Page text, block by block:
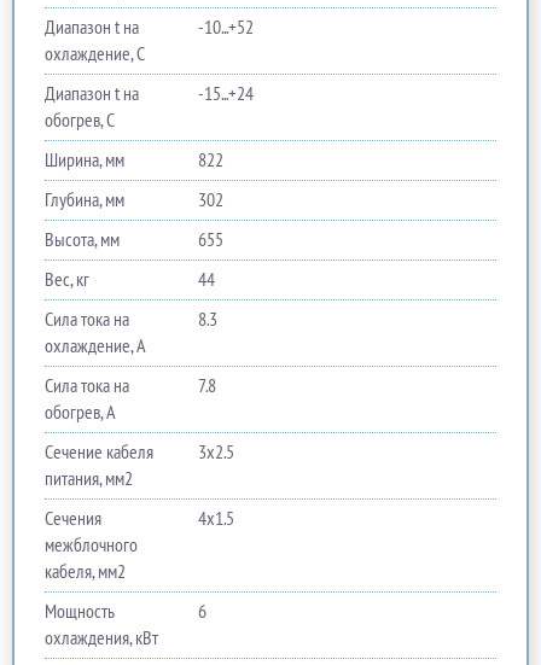
Диапазон t на
охлаждение, С
-10...+52
Диапазон t на
обогрев, С
-15...+24
Ширина, мм
822
Глубина, мм
302
Высота, мм
655
Вес, кг
44
Сила тока на
охлаждение, А
8.3
Сила тока на
обогрев, А
7.8
Сечение кабеля
питания, мм2
3х2.5
Сечения
межблочного
кабеля, мм2
4х1.5
Мощность
охлаждения, кВт
6